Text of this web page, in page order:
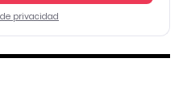
privacidad